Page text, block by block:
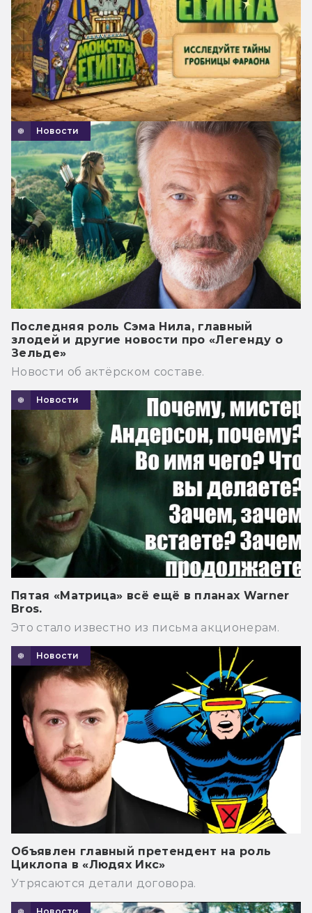
Новости
Последняя роль Сэма Нила, главный
злодей и другие новости про «Легенду о
Зельде»
Новости об актёрском составе.
Новости
Пятая «Матрица» всё ещё в планах Warner
Bros.
Это стало известно из письма акционерам.
Новости
Объявлен главный претендент на роль
Циклопа в «Людях Икс»
Утрясаются детали договора.